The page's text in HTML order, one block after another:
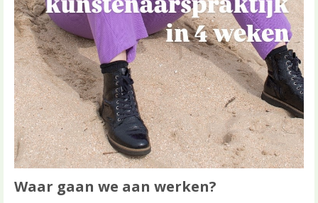
Waar gaan we aan werken?